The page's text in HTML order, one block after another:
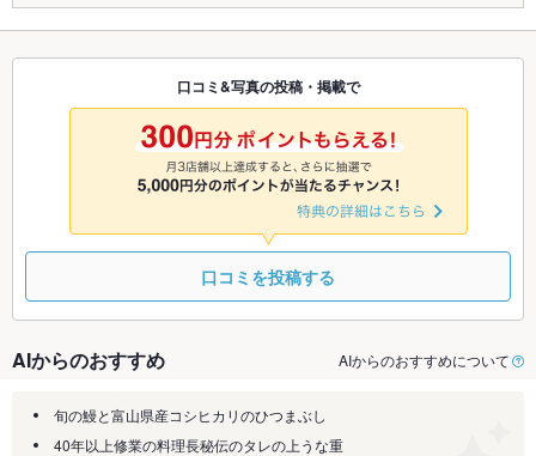
◎ 休 休 ◎ ◎ ◎ ◎
8/30 8/31 9/1
休
9/2
◎
9/3
◎
9/4 9/5
9/8
休 ◎ ◎ ◎
口コミ&写真の投稿・掲載で
口コミを投稿する
AIからのおすすめ AIからのおすすめについて
旬の鰻と富山県産コシヒカリのひつまぶし
40年以上修業の料理長秘伝のタレの上うな重